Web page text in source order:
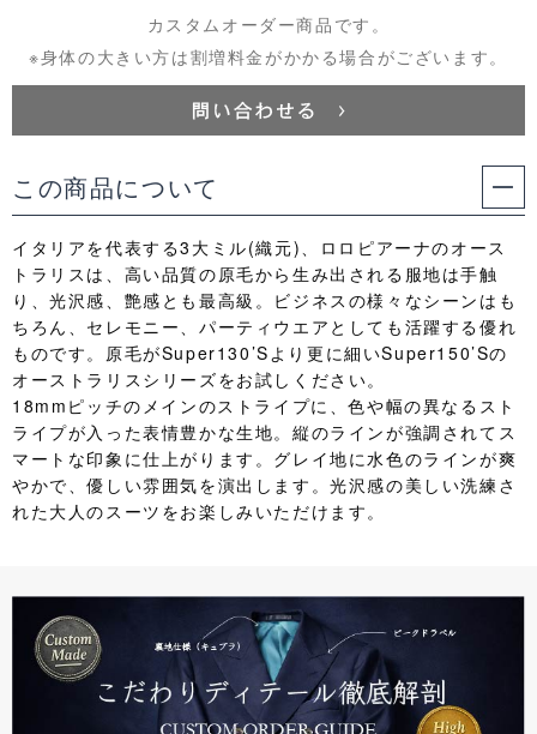
カスタムオーダー商品です。
※身体の大きい方は割増料金がかかる場合がございます。
この商品について
イタリアを代表する3大ミル(織元)、ロロピアーナのオース
トラリスは、高い品質の原毛から生み出される服地は手触
り、光沢感、艶感とも最高級。ビジネスの様々なシーンはも
ちろん、セレモニー、パーティウエアとしても活躍する優れ
ものです。原毛がSuper130’Sより更に細いSuper150’Sの
オーストラリスシリーズをお試しください。
18mmピッチのメインのストライプに、色や幅の異なるスト
ライプが入った表情豊かな生地。縦のラインが強調されてス
マートな印象に仕上がります。グレイ地に水色のラインが爽
やかで、優しい雰囲気を演出します。光沢感の美しい洗練さ
れた大人のスーツをお楽しみいただけます。